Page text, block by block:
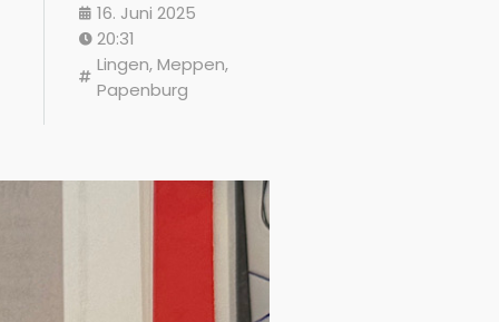
16. Juni 2025
20:31
Lingen,Meppen,
Papenburg